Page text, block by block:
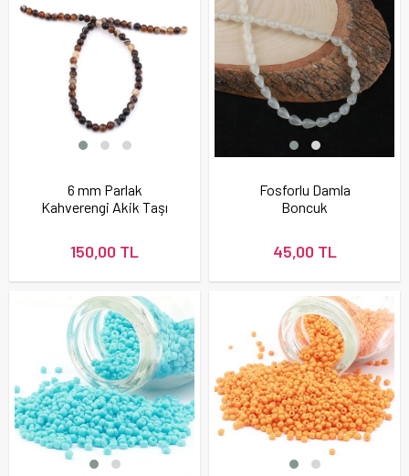
6 mm Parlak
Kahverengi Akik Taşı
150,00 TL
Fosforlu Damla
Boncuk
45,00 TL